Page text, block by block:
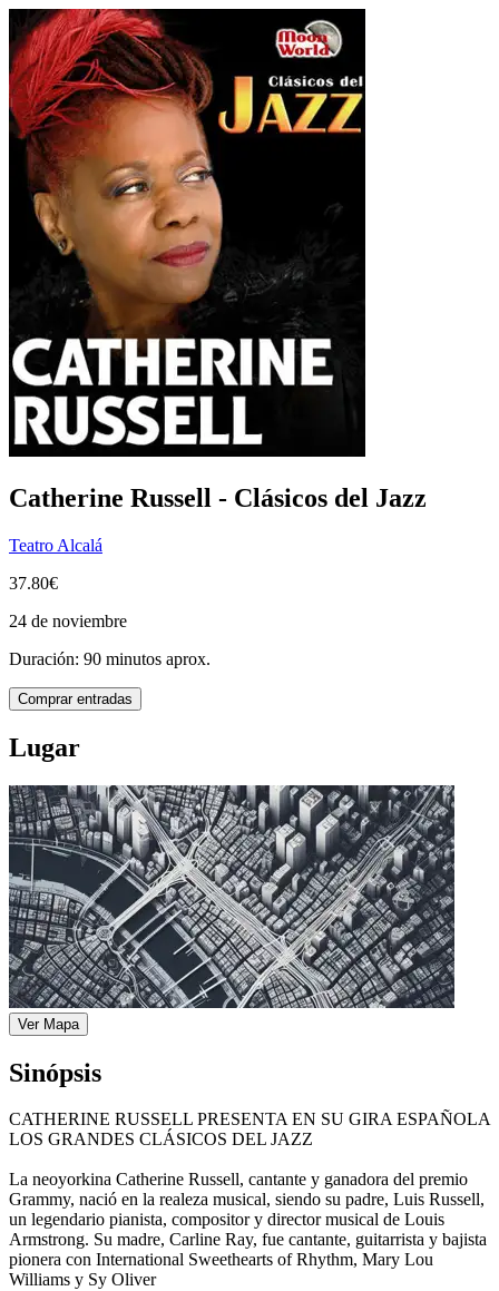
Catherine Russell - Clásicos del Jazz
Teatro Alcalá
37.80€
24 de noviembre
Duración: 90 minutos aprox.
Comprar entradas
Lugar
Ver Mapa
Sinópsis
CATHERINE RUSSELL PRESENTA EN SU GIRA ESPAÑOLA
LOS GRANDES CLÁSICOS DEL JAZZ
La neoyorkina Catherine Russell, cantante y ganadora del premio
Grammy, nació en la realeza musical, siendo su padre, Luis Russell,
un legendario pianista, compositor y director musical de Louis
Armstrong. Su madre, Carline Ray, fue cantante, guitarrista y bajista
pionera con International Sweethearts of Rhythm, Mary Lou
Williams y Sy Oliver